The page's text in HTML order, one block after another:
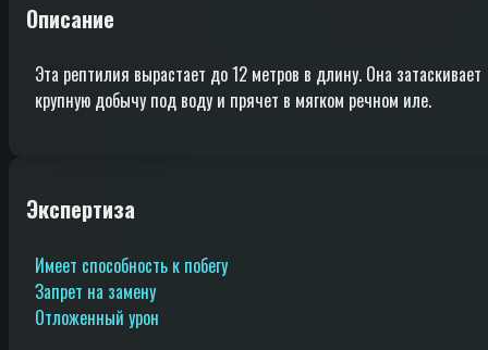
Описание
Эта рептилия вырастает до 12 метров в длину. Она затаскивает
крупную добычу под воду и прячет в мягком речном иле.
Экспертиза
Имеет способность к побегу
Запрет на замену
Отложенный урон